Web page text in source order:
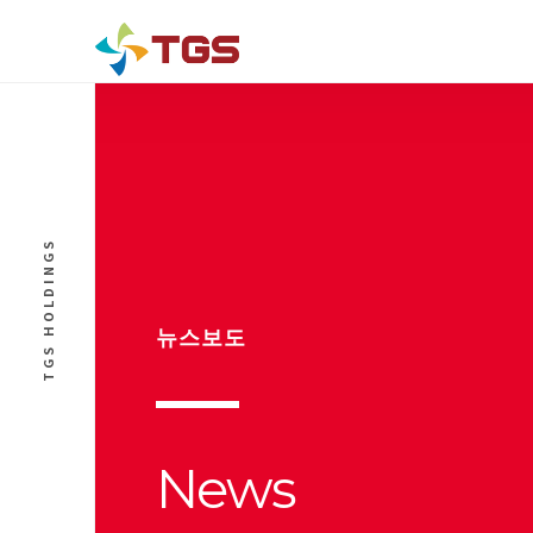
뉴스보도
News
TGS HOLDINGS